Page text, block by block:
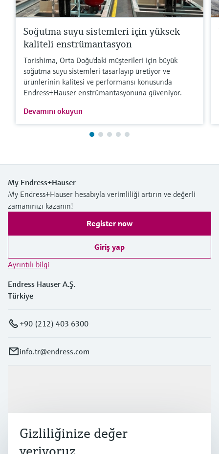
Soğutma suyu sistemleri için yüksek
kaliteli enstrümantasyon
Torishima, Orta Doğu'daki müşterileri için büyük
soğutma suyu sistemleri tasarlayıp üretiyor ve
ürünlerinin kalitesi ve performansı konusunda
Endress+Hauser enstrümantasyonuna güveniyor.
Devamını okuyun
My Endress+Hauser
My Endress+Hauser hesabıyla verimliliği artırın ve değerli
zamanınızı kazanın!
Register now
Giriş yap
Ayrıntılı bilgi
Endress Hauser A.Ş.
Türkiye
+90 (212) 403 6300
info.tr@endress.com
Gizliliğinize değer